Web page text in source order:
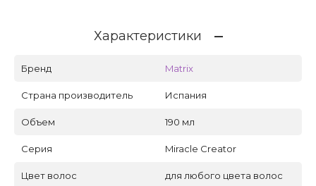
Характеристики
Бренд Matrix
Страна производитель Испания
Объем 190 мл
Серия Miracle Creator
Цвет волос для любого цвета волос